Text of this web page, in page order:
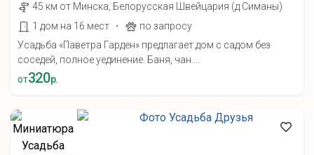
45 км от Минска, Белорусская Швейцария (д.Симаны)
1 дом на 16 мест
·
по запросу
Усадьба «Паветра Гарден» предлагает дом с садом без
соседей, полное уединение. Баня, чан....
от320р.